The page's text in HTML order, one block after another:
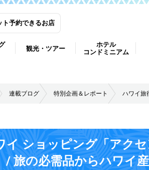
ト予約できるお店
観光・ツアー
ホテル
コンドミニアム
連載ブログ 特別企画＆レポート ハワイ旅
イ ショッピング「アク
/ 旅の必需品からハワイ